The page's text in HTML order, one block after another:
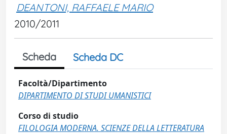
DEANTONI, RAFFAELE MARIO
2010/2011
Scheda Scheda DC
Facoltà/Dipartimento
DIPARTIMENTO DI STUDI UMANISTICI
Corso di studio
FILOLOGIA MODERNA. SCIENZE DELLA LETTERATURA